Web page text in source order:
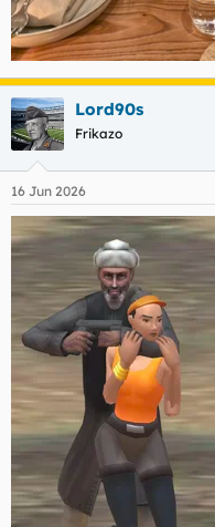
Lord90s
Frikazo
16 Jun 2026